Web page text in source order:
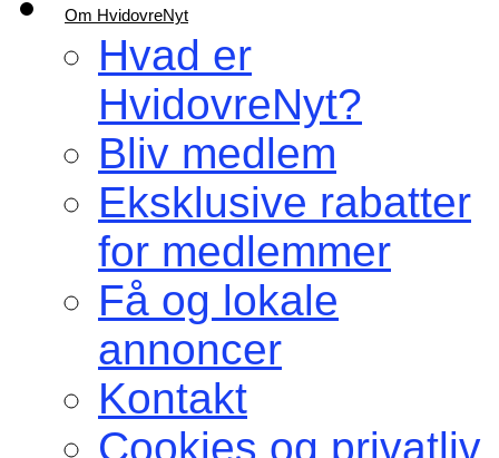
Om HvidovreNyt
Hvad er
HvidovreNyt?
Bliv medlem
Eksklusive rabatter
for medlemmer
Få og lokale
annoncer
Kontakt
Cookies og privatliv